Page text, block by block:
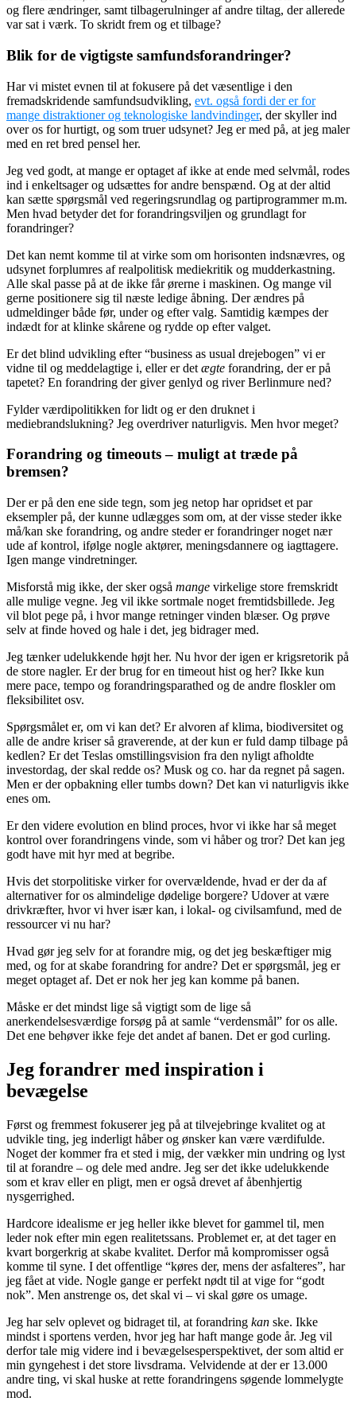
og flere ændringer, samt tilbagerulninger af andre tiltag, der allerede
var sat i værk. To skridt frem og et tilbage?
Blik for de vigtigste samfundsforandringer?
Har vi mistet evnen til at fokusere på det væsentlige i den
fremadskridende samfundsudvikling, evt. også fordi der er for
mange distraktioner og teknologiske landvindinger, der skyller ind
over os for hurtigt, og som truer udsynet? Jeg er med på, at jeg maler
med en ret bred pensel her.
Jeg ved godt, at mange er optaget af ikke at ende med selvmål, rodes
ind i enkeltsager og udsættes for andre benspænd. Og at der altid
kan sætte spørgsmål ved regeringsrundlag og partiprogrammer m.m.
Men hvad betyder det for forandringsviljen og grundlagt for
forandringer?
Det kan nemt komme til at virke som om horisonten indsnævres, og
udsynet forplumres af realpolitisk mediekritik og mudderkastning.
Alle skal passe på at de ikke får ørerne i maskinen. Og mange vil
gerne positionere sig til næste ledige åbning. Der ændres på
udmeldinger både før, under og efter valg. Samtidig kæmpes der
indædt for at klinke skårene og rydde op efter valget.
Er det blind udvikling efter “business as usual drejebogen” vi er
vidne til og meddelagtige i, eller er det ægte forandring, der er på
tapetet? En forandring der giver genlyd og river Berlinmure ned?
Fylder værdipolitikken for lidt og er den druknet i
mediebrandslukning? Jeg overdriver naturligvis. Men hvor meget?
Forandring og timeouts – muligt at træde på
bremsen?
Der er på den ene side tegn, som jeg netop har opridset et par
eksempler på, der kunne udlægges som om, at der visse steder ikke
må/kan ske forandring, og andre steder er forandringer noget nær
ude af kontrol, ifølge nogle aktører, meningsdannere og iagttagere.
Igen mange vindretninger.
Misforstå mig ikke, der sker også mange virkelige store fremskridt
alle mulige vegne. Jeg vil ikke sortmale noget fremtidsbillede. Jeg
vil blot pege på, i hvor mange retninger vinden blæser. Og prøve
selv at finde hoved og hale i det, jeg bidrager med.
Jeg tænker udelukkende højt her. Nu hvor der igen er krigsretorik på
de store nagler. Er der brug for en timeout hist og her? Ikke kun
mere pace, tempo og forandringsparathed og de andre floskler om
fleksibilitet osv.
Spørgsmålet er, om vi kan det? Er alvoren af klima, biodiversitet og
alle de andre kriser så graverende, at der kun er fuld damp tilbage på
kedlen? Er det Teslas omstillingsvision fra den nyligt afholdte
investordag, der skal redde os? Musk og co. har da regnet på sagen.
Men er der opbakning eller tumbs down? Det kan vi naturligvis ikke
enes om.
Er den videre evolution en blind proces, hvor vi ikke har så meget
kontrol over forandringens vinde, som vi håber og tror? Det kan jeg
godt have mit hyr med at begribe.
Hvis det storpolitiske virker for overvældende, hvad er der da af
alternativer for os almindelige dødelige borgere? Udover at være
drivkræfter, hvor vi hver især kan, i lokal- og civilsamfund, med de
ressourcer vi nu har?
Hvad gør jeg selv for at forandre mig, og det jeg beskæftiger mig
med, og for at skabe forandring for andre? Det er spørgsmål, jeg er
meget optaget af. Det er nok her jeg kan komme på banen.
Måske er det mindst lige så vigtigt som de lige så
anerkendelsesværdige forsøg på at samle “verdensmål” for os alle.
Det ene behøver ikke feje det andet af banen. Det er god curling.
Jeg forandrer med inspiration i
bevægelse
Først og fremmest fokuserer jeg på at tilvejebringe kvalitet og at
udvikle ting, jeg inderligt håber og ønsker kan være værdifulde.
Noget der kommer fra et sted i mig, der vækker min undring og lyst
til at forandre – og dele med andre. Jeg ser det ikke udelukkende
som et krav eller en pligt, men er også drevet af åbenhjertig
nysgerrighed.
Hardcore idealisme er jeg heller ikke blevet for gammel til, men
leder nok efter min egen realitetssans. Problemet er, at det tager en
kvart borgerkrig at skabe kvalitet. Derfor må kompromisser også
komme til syne. I det offentlige “køres der, mens der asfalteres”, har
jeg fået at vide. Nogle gange er perfekt nødt til at vige for “godt
nok”. Men anstrenge os, det skal vi – vi skal gøre os umage.
Jeg har selv oplevet og bidraget til, at forandring kan ske. Ikke
mindst i sportens verden, hvor jeg har haft mange gode år. Jeg vil
derfor tale mig videre ind i bevægelsesperspektivet, der som altid er
min gyngehest i det store livsdrama. Velvidende at der er 13.000
andre ting, vi skal huske at rette forandringens søgende lommelygte
mod.